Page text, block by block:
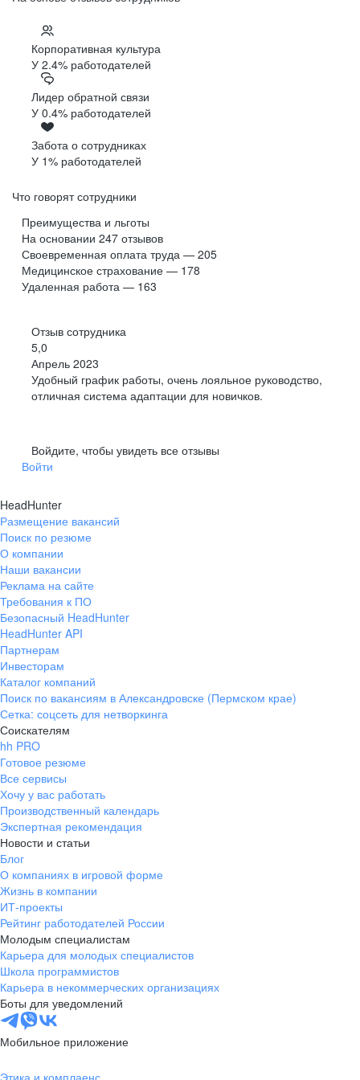
Корпоративная культура
У 2.4% работодателей
Лидер обратной связи
У 0.4% работодателей
Забота о сотрудниках
У 1% работодателей
Что говорят сотрудники
Преимущества и льготы
На основании 247 отзывов
Своевременная оплата труда — 205
Медицинское страхование — 178
Удаленная работа — 163
Отзыв сотрудника
5,0
Апрель 2023
Удобный график работы, очень лояльное руководство,
отличная система адаптации для новичков.
Войдите, чтобы увидеть все отзывы
Войти
HeadHunter
Размещение вакансий
Поиск по резюме
О компании
Наши вакансии
Реклама на сайте
Требования к ПО
Безопасный HeadHunter
HeadHunter API
Партнерам
Инвесторам
Каталог компаний
Поиск по вакансиям в Александровске (Пермском крае)
Сетка: соцсеть для нетворкинга
Соискателям
hh PRO
Готовое резюме
Все сервисы
Хочу у вас работать
Производственный календарь
Экспертная рекомендация
Новости и статьи
Блог
О компаниях в игровой форме
Жизнь в компании
ИТ-проекты
Рейтинг работодателей России
Молодым специалистам
Карьера для молодых специалистов
Школа программистов
Карьера в некоммерческих организациях
Боты для уведомлений
Мобильное приложение